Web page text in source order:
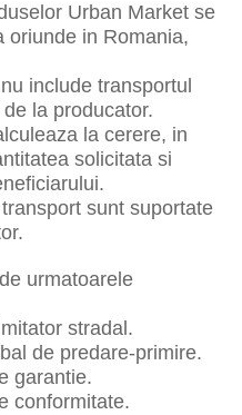
Urban Market se
oriunde in Romania,
include transportul
la producator.
la cerere, in
solicitata si
sunt suportate
urmatoarele
stradal.
de predare-primire.
garantie.
conformitate.